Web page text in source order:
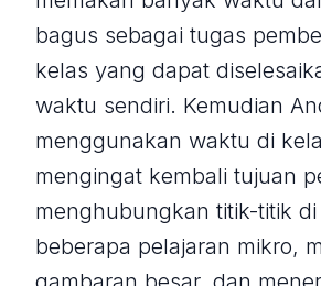
bagus sebagai tugas
kelas yang dapat
waktu sendiri. Kemudian
menggunakan waktu di
mengingat kembali tujuan
menghubungkan titik-titik di
beberapa pelajaran mikro,